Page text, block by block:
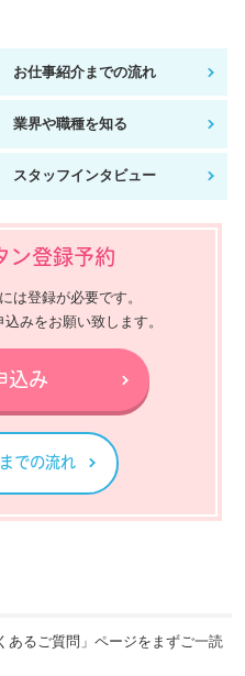
お仕事紹介までの流れ
業界や職種を知る
スタッフインタビュー
ン登録予約
は登録が必要です。
みをお願い致します。
込み
での流れ
あるご質問」ページをまずご一読